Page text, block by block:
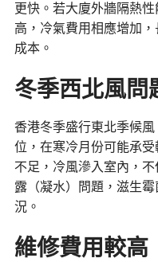
更快。若大廈外牆隔熱
高，冷氣費用相應增加
成本。
冬季西北風問
香港冬季盛行東北季候
位，在寒冷月份可能承
不足，冷風滲入室內，
露（凝水）問題，滋生
況。
維修費用較高